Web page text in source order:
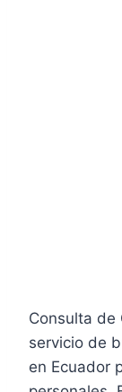
Consulta de
servicio de
en Ecuador